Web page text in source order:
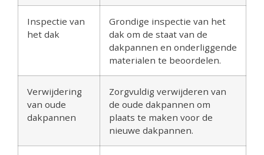
Inspectie van
het dak
Grondige inspectie van het
dak om de staat van de
dakpannen en onderliggende
materialen te beoordelen.
Verwijdering
van oude
dakpannen
Zorgvuldig verwijderen van
de oude dakpannen om
plaats te maken voor de
nieuwe dakpannen.